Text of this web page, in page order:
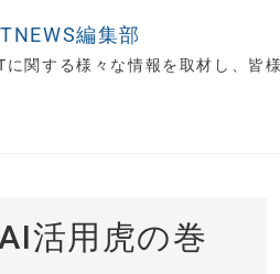
編集部
に関する様々な情報を取材し、皆
活用虎の巻